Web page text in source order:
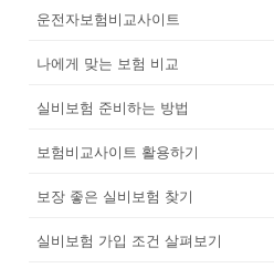
운전자보험비교사이트
나에게 맞는 보험 비교
실비보험 준비하는 방법
보험비교사이트 활용하기
보장 좋은 실비보험 찾기
실비보험 가입 조건 살펴보기